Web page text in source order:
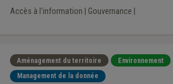
Accès à l'information Gouvernance
Aménagement du territoire
Environnement
Management de la donnée